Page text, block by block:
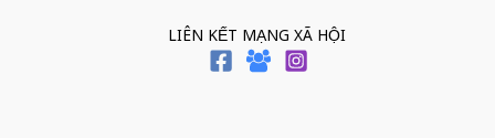
BÁNH TRÁNG (1) BÁNH TRÔI BÁNH CHAY
LIÊN KẾT MẠNG XÃ HỘI